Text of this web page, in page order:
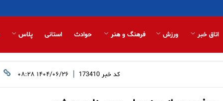
اتاق خبر ورزش فرهنگ و هنر حوادث استانی پلاس
کد خبر 173410
| ۱۴۰۴/۰۶/۲۶ ۰۸:۲۸